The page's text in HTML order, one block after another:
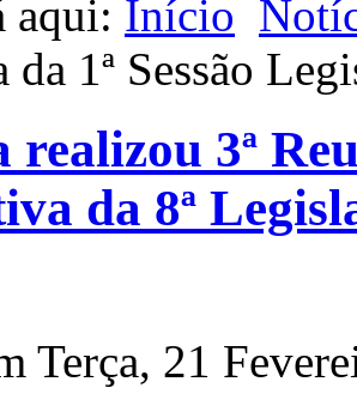
aqui: Início
1ª Sessão
realizou 3ª
da 8ª
Terça, 21